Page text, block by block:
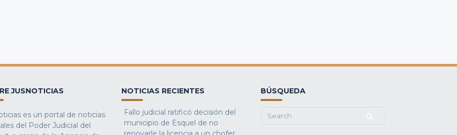
JUSNOTICIAS
es un portal de noticias
del Poder Judicial del
NOTICIAS RECIENTES
Fallo judicial ratificó decisión del
municipio de Esquel de no
BÚSQUEDA
Search